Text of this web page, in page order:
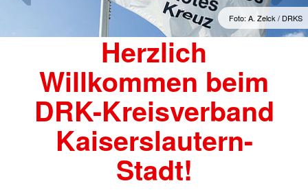
Foto: A. Zelck / DRKS
Herzlich
Willkommen beim
DRK-Kreisverband
Kaiserslautern-
Stadt!